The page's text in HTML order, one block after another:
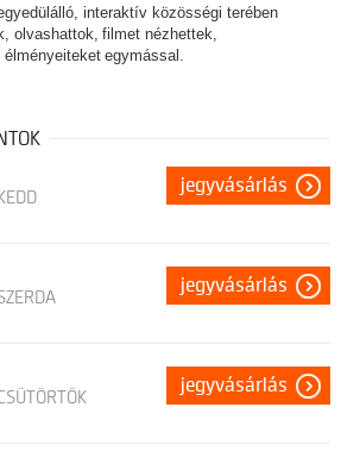
interaktív közösségi terében
olvashattok, filmet nézhettek,
egymással.
jegyvásárlás
jegyvásárlás
jegyvásárlás